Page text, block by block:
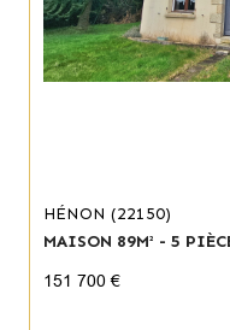
HÉNON (22150)
MAISON 89M² - 5
151 700 €